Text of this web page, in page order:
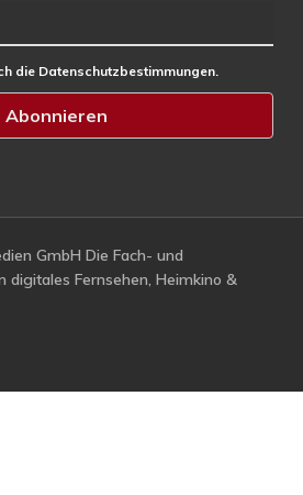
die Datenschutzbestimmungen.
GmbH Die Fach- und
digitales Fernsehen, Heimkino &